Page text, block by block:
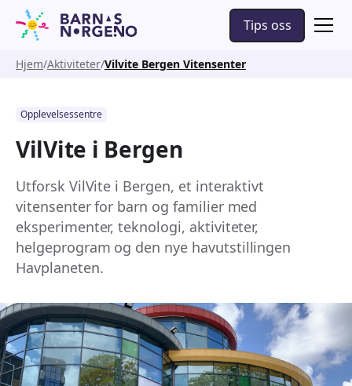
Tips oss
Hjem Aktiviteter Vilvite Bergen Vitensenter
Opplevelsessentre
VilVite i Bergen
Utforsk VilVite i Bergen, et interaktivt
vitensenter for barn og familier med
eksperimenter, teknologi, aktiviteter,
helgeprogram og den nye havutstillingen
Havplaneten.